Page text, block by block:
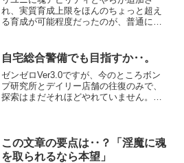
れ、実質育成上限をほんのちょっと超え
る育成が可能程度だったのが、普通に上
してはそっちの方が全然楽しいと思うの
だけど、逆にそれゆえに課...
自宅総合警備でも目指すか‥。
ゼンゼロVer3.0ですが、今のところボン
プ研究所とデイリー店舗の往復のみで、
探索はまだそれほどやれていません。せ
る必要はないで...
この文章の要点は‥？「淫魔に魂
を取られるなら本望」